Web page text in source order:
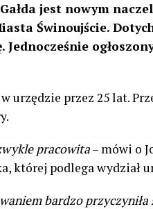
jest nowym
Świnoujście.
Jednocześnie
urzędzie przez 25 lat.
pracowita– mówi o
której podlega wydział
bardzo